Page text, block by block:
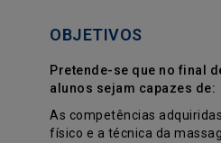
OBJETIVOS
Pretende-se que no final
alunos sejam capazes de:
As competências
físico e a técnica da